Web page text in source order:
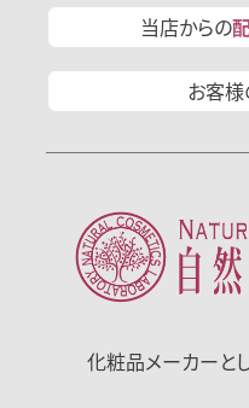
当店からの
お客様
化粧品メーカーと